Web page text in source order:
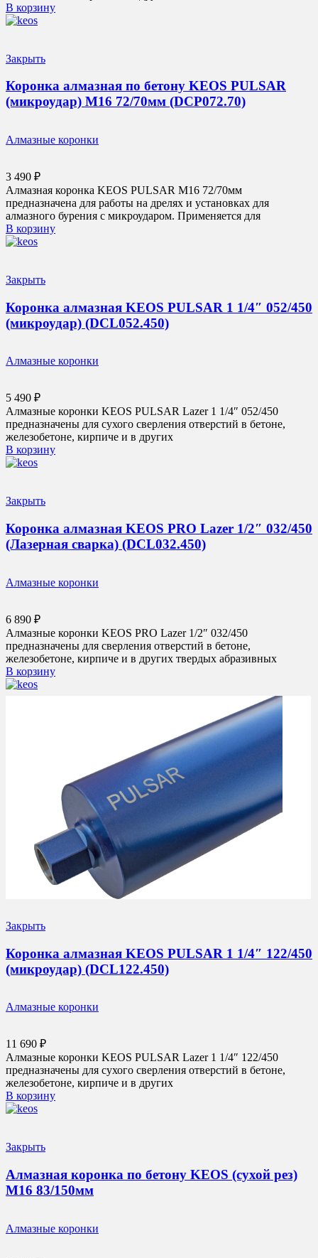
В корзину
Закрыть
Коронка алмазная по бетону KEOS PULSAR
(микроудар) М16 72/70мм (DCP072.70)
Алмазные коронки
3 490 ₽
Алмазная коронка KEOS PULSAR М16 72/70мм
предназначена для работы на дрелях и установках для
алмазного бурения с микроударом. Применяется для
В корзину
Закрыть
Коронка алмазная KEOS PULSAR 1 1/4″ 052/450
(микроудар) (DCL052.450)
Алмазные коронки
5 490 ₽
Алмазные коронки KEOS PULSAR Lazer 1 1/4″ 052/450
предназначены для сухого сверления отверстий в бетоне,
железобетоне, кирпиче и в других
В корзину
Закрыть
Коронка алмазная KEOS PRO Lazer 1/2″ 032/450
(Лазерная сварка) (DCL032.450)
Алмазные коронки
6 890 ₽
Алмазные коронки KEOS PRO Lazer 1/2″ 032/450
предназначены для сверления отверстий в бетоне,
железобетоне, кирпиче и в других твердых абразивных
В корзину
Закрыть
Коронка алмазная KEOS PULSAR 1 1/4″ 122/450
(микроудар) (DCL122.450)
Алмазные коронки
11 690 ₽
Алмазные коронки KEOS PULSAR Lazer 1 1/4″ 122/450
предназначены для сухого сверления отверстий в бетоне,
железобетоне, кирпиче и в других
В корзину
Закрыть
Алмазная коронка по бетону KEOS (сухой рез)
М16 83/150мм
Алмазные коронки